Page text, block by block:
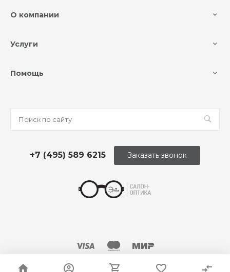
О компании
Услуги
Помощь
+7 (495) 589 6215 Заказать звонок